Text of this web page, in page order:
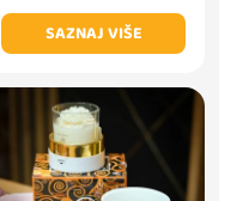
SAZNAJ VIŠE